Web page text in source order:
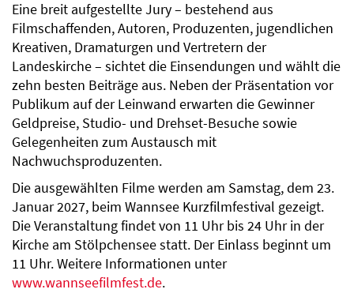
Eine breit aufgestellte Jury – bestehend aus
Filmschaffenden, Autoren, Produzenten, jugendlichen
Kreativen, Dramaturgen und Vertretern der
Landeskirche – sichtet die Einsendungen und wählt die
zehn besten Beiträge aus. Neben der Präsentation vor
Publikum auf der Leinwand erwarten die Gewinner
Geldpreise, Studio- und Drehset-Besuche sowie
Gelegenheiten zum Austausch mit
Nachwuchsproduzenten.
Die ausgewählten Filme werden am Samstag, dem 23.
Januar 2027, beim Wannsee Kurzfilmfestival gezeigt.
Die Veranstaltung findet von 11 Uhr bis 24 Uhr in der
Kirche am Stölpchensee statt. Der Einlass beginnt um
11 Uhr. Weitere Informationen unter
www.wannseefilmfest.de.